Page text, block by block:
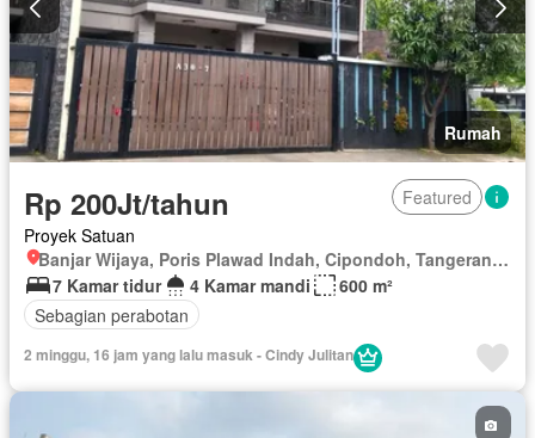
Rumah
Rp 200Jt/tahun
Featured
Proyek Satuan
Banjar Wijaya, Poris Plawad Indah, Cipondoh, Tangerang, Banten
7 Kamar tidur
4 Kamar mandi
600 m²
Sebagian perabotan
2 minggu, 16 jam yang lalu masuk - Cindy Julitan